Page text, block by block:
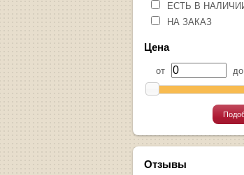
ЕСТЬ В
НА ЗАКАЗ
Цена
от до
Отзывы